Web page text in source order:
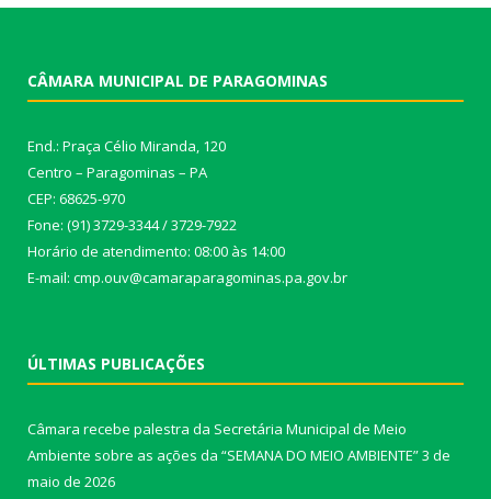
CÂMARA MUNICIPAL DE PARAGOMINAS
End.: Praça Célio Miranda, 120
Centro – Paragominas – PA
CEP: 68625-970
Fone: (91) 3729-3344 / 3729-7922
Horário de atendimento: 08:00 às 14:00
E-mail: cmp.ouv@camaraparagominas.pa.gov.br
ÚLTIMAS PUBLICAÇÕES
Câmara recebe palestra da Secretária Municipal de Meio
Ambiente sobre as ações da “SEMANA DO MEIO AMBIENTE”3 de
maio de 2026